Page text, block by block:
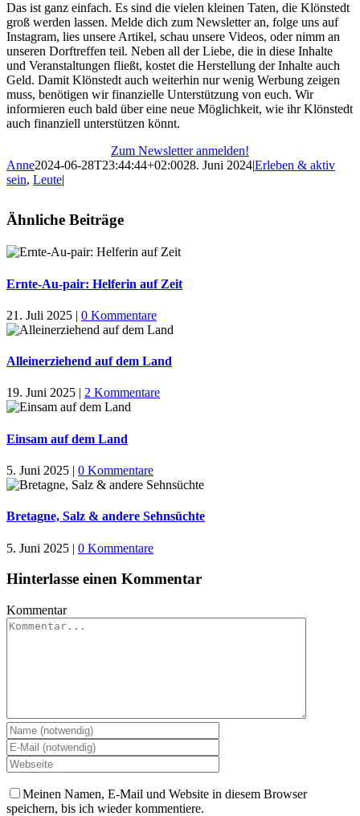
Das ist ganz einfach. Es sind die vielen kleinen Taten, die Klönstedt
groß werden lassen. Melde dich zum Newsletter an, folge uns auf
Instagram, lies unsere Artikel, schau unsere Videos, oder nimm an
unseren Dorftreffen teil. Neben all der Liebe, die in diese Inhalte
und Veranstaltungen fließt, kostet die Herstellung der Inhalte auch
Geld. Damit Klönstedt auch weiterhin nur wenig Werbung zeigen
muss, benötigen wir finanzielle Unterstützung von euch. Wir
informieren euch bald über eine neue Möglichkeit, wie ihr Klönstedt
auch finanziell unterstützen könnt.
Zum Newsletter anmelden!
Anne2024-06-28T23:44:44+02:0028. Juni 2024|Erleben & aktiv
sein, Leute|
Ähnliche Beiträge
Ernte-Au-pair: Helferin auf Zeit
21. Juli 2025 | 0 Kommentare
Alleinerziehend auf dem Land
19. Juni 2025 2 Kommentare
Einsam auf dem Land
5. Juni 2025 | 0 Kommentare
Bretagne, Salz & andere Sehnsüchte
5. Juni 2025 | 0 Kommentare
Hinterlasse einen Kommentar
Kommentar
Meinen Namen, E-Mail und Website in diesem Browser
speichern, bis ich wieder kommentiere.